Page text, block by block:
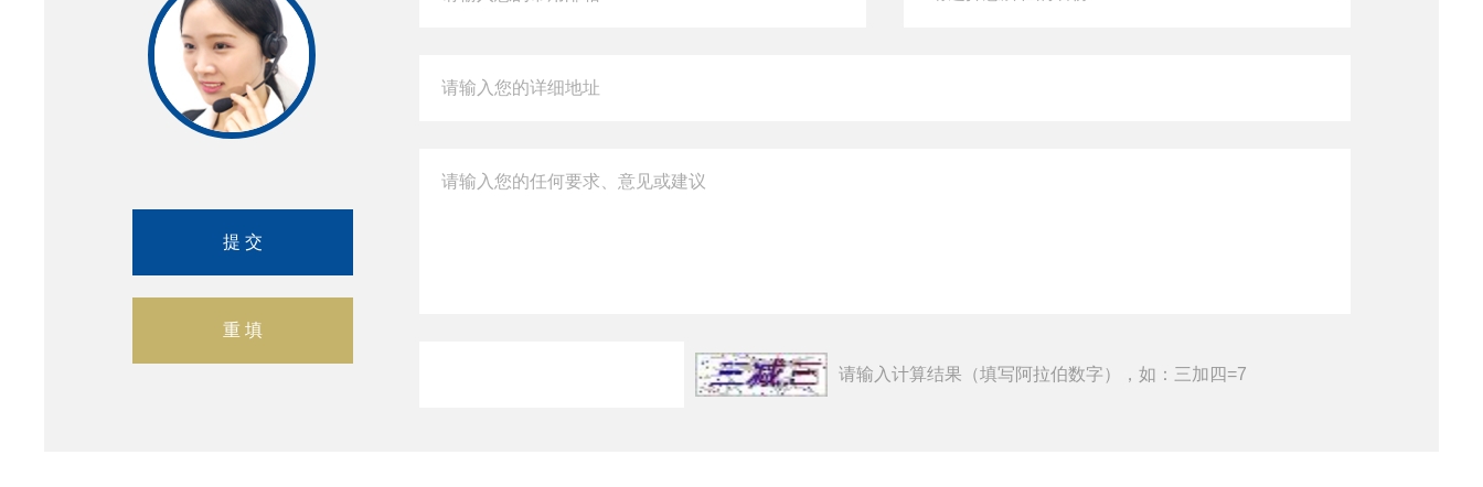
请输入计算结果（填写阿拉伯数字），如：三加四=7